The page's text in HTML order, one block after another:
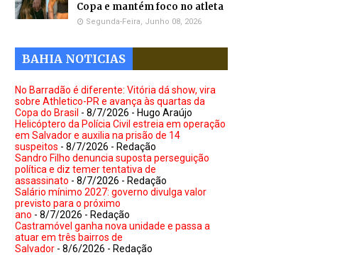
Copa e mantém foco no atleta
Segunda-Feira, Junho 08, 2026
BAHIA NOTICIAS
No Barradão é diferente: Vitória dá show, vira
sobre Athletico-PR e avança às quartas da
Copa do Brasil - 8/7/2026 - Hugo Araújo
Helicóptero da Polícia Civil estreia em operação
em Salvador e auxilia na prisão de 14
suspeitos - 8/7/2026 - Redação
Sandro Filho denuncia suposta perseguição
política e diz temer tentativa de
assassinato - 8/7/2026 - Redação
Salário mínimo 2027: governo divulga valor
previsto para o próximo
ano - 8/7/2026 - Redação
Castramóvel ganha nova unidade e passa a
atuar em três bairros de
Salvador - 8/6/2026 - Redação